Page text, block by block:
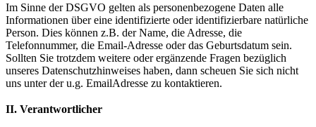
Im Sinne der DSGVO gelten als personenbezogene Daten alle
Informationen über eine identifizierte oder identifizierbare natürliche
Person. Dies können z.B. der Name, die Adresse, die
Telefonnummer, die Email-Adresse oder das Geburtsdatum sein.
Sollten Sie trotzdem weitere oder ergänzende Fragen bezüglich
unseres Datenschutzhinweises haben, dann scheuen Sie sich nicht
uns unter der u.g. EmailAdresse zu kontaktieren.
II. Verantwortlicher